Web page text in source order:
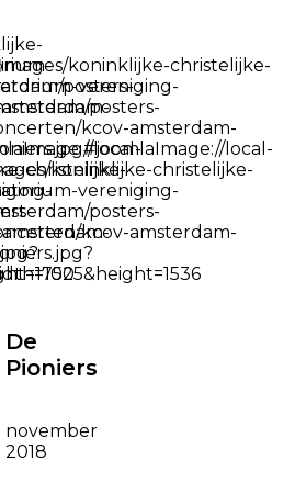
De
Pioniers
november
2018